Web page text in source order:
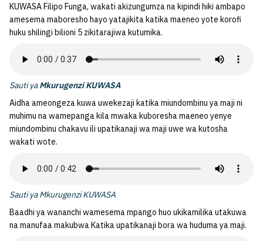
KUWASA Filipo Funga, wakati akizungumza na kipindi hiki ambapo
amesema maboresho hayo yatajikita katika maeneo yote korofi
huku shilingi bilioni 5 zikitarajiwa kutumika.
Sauti yaMkurugenzi KUWASA
Aidha ameongeza kuwa uwekezaji katika miundombinu ya maji ni
muhimu na wamepanga kila mwaka kuboresha maeneo yenye
miundombinu chakavu ili upatikanaji wa maji uwe wa kutosha
wakati wote.
Sauti ya Mkurugenzi KUWASA
Baadhi ya wananchi wamesema mpango huo ukikamilika utakuwa
na manufaa makubwa Katika upatikanaji bora wa huduma ya maji.